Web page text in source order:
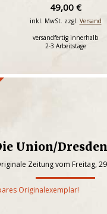
49,00 €
inkl. MwSt. zzgl. Versand
versandfertig innerhalb
2-3 Arbeitstage
Union/
Zeitung vom Freitag,
Originalexemplar!